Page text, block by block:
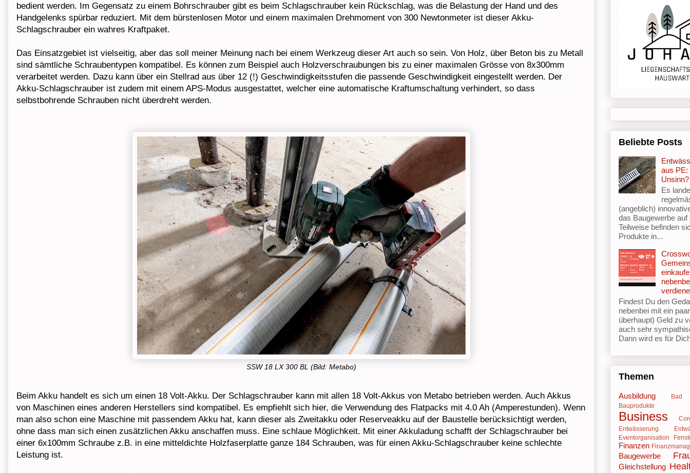
bedient werden. Im Gegensatz zu einem Bohrschrauber gibt es beim Schlagschrauber kein Rückschlag, was die Belastung der Hand und des
Handgelenks spürbar reduziert. Mit dem bürstenlosen Motor und einem maximalen Drehmoment von 300 Newtonmeter ist dieser Akku-
Schlagschrauber ein wahres Kraftpaket.
Das Einsatzgebiet ist vielseitig, aber das soll meiner Meinung nach bei einem Werkzeug dieser Art auch so sein. Von Holz, über Beton bis zu Metall
sind sämtliche Schraubentypen kompatibel. Es können zum Beispiel auch Holzverschraubungen bis zu einer maximalen Grösse von 8x300mm
verarbeitet werden. Dazu kann über ein Stellrad aus über 12 (!) Geschwindigkeitsstufen die passende Geschwindigkeit eingestellt werden. Der
Akku-Schlagschrauber ist zudem mit einem APS-Modus ausgestattet, welcher eine automatische Kraftumschaltung verhindert, so dass
selbstbohrende Schrauben nicht überdreht werden.
SSW 18 LX 300 BL (Bild: Metabo)
Beim Akku handelt es sich um einen 18 Volt-Akku. Der Schlagschrauber kann mit allen 18 Volt-Akkus von Metabo betrieben werden. Auch Akkus
von Maschinen eines anderen Herstellers sind kompatibel. Es empfiehlt sich hier, die Verwendung des Flatpacks mit 4.0 Ah (Amperestunden). Wenn
man also schon eine Maschine mit passendem Akku hat, kann dieser als Zweitakku oder Reserveakku auf der Baustelle berücksichtigt werden,
ohne dass man sich einen zusätzlichen Akku anschaffen muss. Eine schlaue Möglichkeit. Mit einer Akkuladung schafft der Schlagschrauber bei
einer 6x100mm Schraube z.B. in eine mitteldichte Holzfaserplatte ganze 184 Schrauben, was für einen Akku-Schlagschrauber keine schlechte
Leistung ist.
Beliebte Posts
aus PE:
Unsinn?
Es
(angeblich)
das Baugewerbe
Teilweise befinden
Produkte in...
Findest Du den
nebenbei mit ein
überhaupt) Geld zu
auch sehr
Dann wird es für
Themen
Ausbildung
Bad
Bauprodukte
Business
Entwässerung
Eventorganisation
Finanzen
Baugewerbe
Gleichstellung